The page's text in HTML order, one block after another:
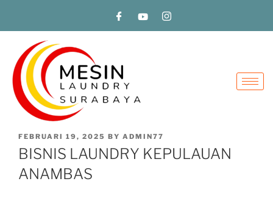
FEBRUARI 19, 2025 BY ADMIN77
BISNIS LAUNDRY KEPULAUAN
ANAMBAS